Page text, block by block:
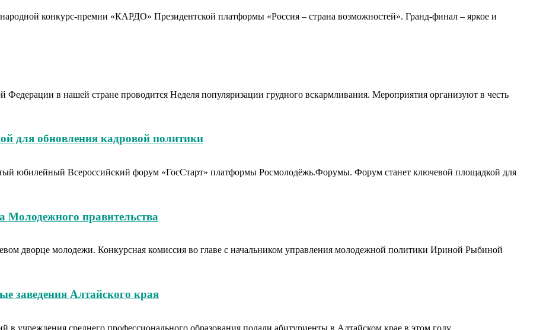
конкурс-премии «КАРДО» Президентской платформы «Россия – страна возможностей». Гранд-финал – яркое и
Федерации в нашей стране проводится Неделя популяризации грудного вскармливания. Мероприятия организуют в честь
для обновления кадровой политики
юбилейный Всероссийский форум «ГосСтарт» платформы Росмолодёжь.Форумы. Форум станет ключевой площадкой для
Молодежного правительства
дворце молодежи. Конкурсная комиссия во главе с начальником управления молодежной политики Ириной Рыбиной
заведения Алтайского края
учреждения среднего профессионального образования подали абитуриенты в Алтайском крае в этом году....